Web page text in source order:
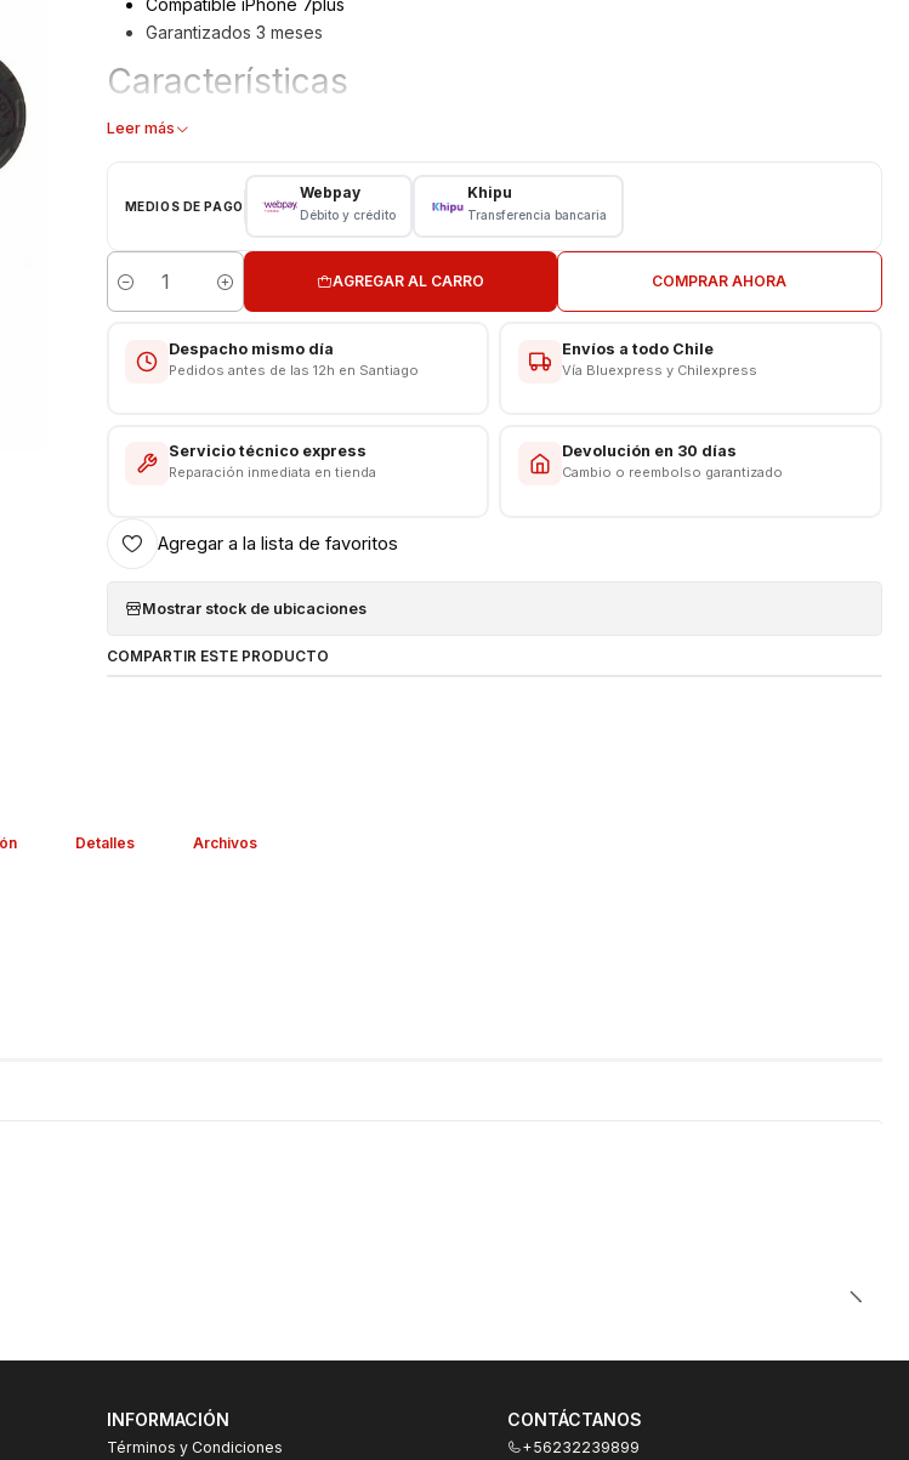
Garantizados 3 meses
Características
Cámra Frontal Completa
Consulta por valores de instalación
Somos VENTAS ELECTRONICAS
Leer más
MEDIOS DE PAGO
Webpay
Débito y crédito
Khipu
Transferencia bancaria
Cantidad
AGREGAR AL CARRO COMPRAR AHORA
Despacho mismo día
Pedidos antes de las 12h en Santiago
Envíos a todo Chile
Vía Bluexpress y Chilexpress
Servicio técnico express
Reparación inmediata en tienda
Devolución en 30 días
Cambio o reembolso garantizado
Agregar a la lista de favoritos
Mostrar stock de ubicaciones
COMPARTIR ESTE PRODUCTO
Detalles Archivos
INFORMACIÓN
Términos y Condiciones
CONTÁCTANOS
+56232239899